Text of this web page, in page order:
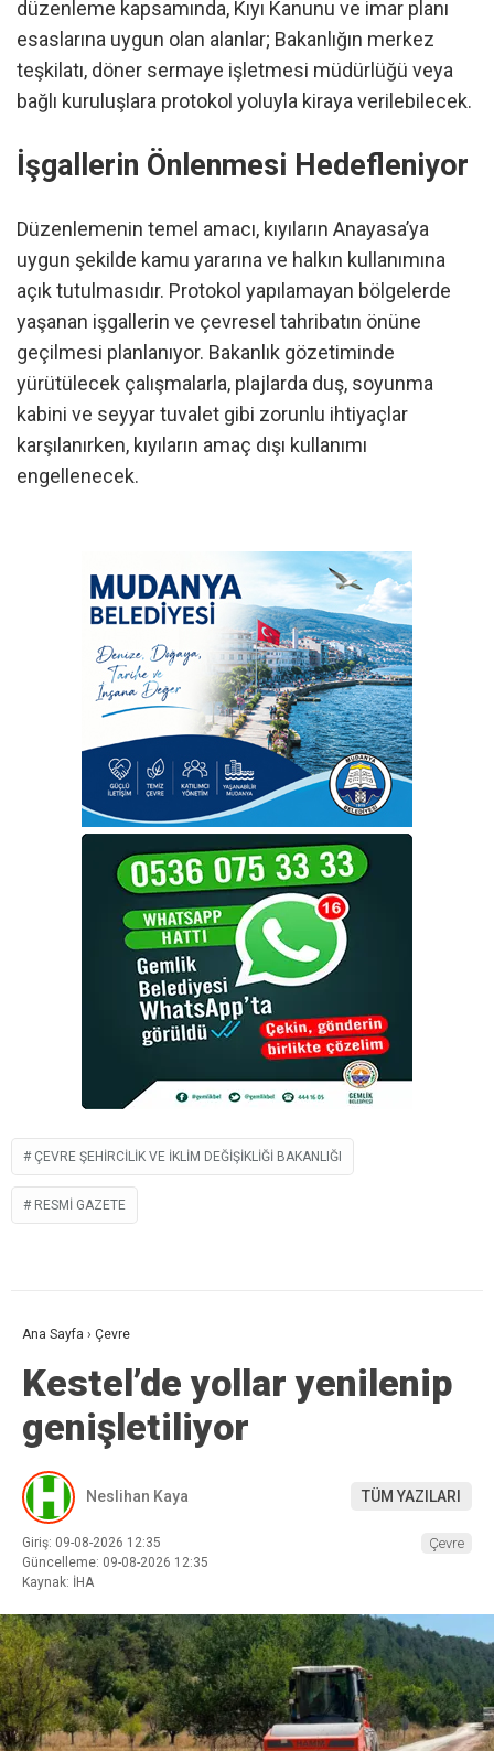
düzenleme kapsamında, Kıyı Kanunu ve imar planı
esaslarına uygun olan alanlar; Bakanlığın merkez
teşkilatı, döner sermaye işletmesi müdürlüğü veya
bağlı kuruluşlara protokol yoluyla kiraya verilebilecek.
İşgallerin Önlenmesi Hedefleniyor
Düzenlemenin temel amacı, kıyıların Anayasa’ya
uygun şekilde kamu yararına ve halkın kullanımına
açık tutulmasıdır. Protokol yapılamayan bölgelerde
yaşanan işgallerin ve çevresel tahribatın önüne
geçilmesi planlanıyor. Bakanlık gözetiminde
yürütülecek çalışmalarla, plajlarda duş, soyunma
kabini ve seyyar tuvalet gibi zorunlu ihtiyaçlar
karşılanırken, kıyıların amaç dışı kullanımı
engellenecek.
ÇEVRE ŞEHIRCILIK VE İKLIM DEĞIŞIKLIĞI BAKANLIĞI
RESMI GAZETE
Ana Sayfa › Çevre
Kestel’de yollar yenilenip
genişletiliyor
Neslihan Kaya TÜM YAZILARI
Giriş: 09-08-2026 12:35
Güncelleme: 09-08-2026 12:35
Kaynak: İHA
Çevre